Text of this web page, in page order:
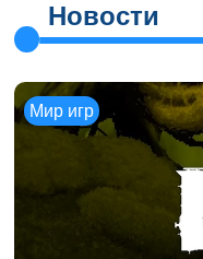
Новости
Мир игр